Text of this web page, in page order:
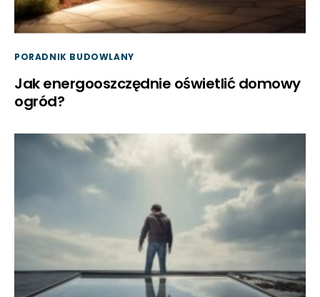
PORADNIK BUDOWLANY
Jak energooszczędnie oświetlić domowy
ogród?